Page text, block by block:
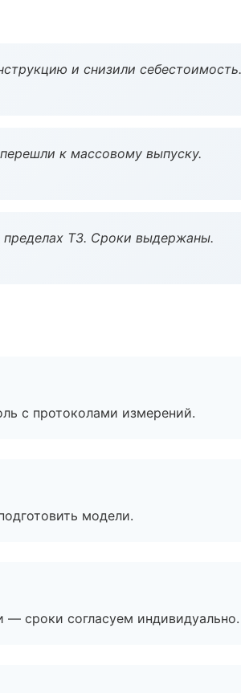
и снизили себестоимость.
к массовому выпуску.
пределах ТЗ. Сроки выдержаны.
с протоколами измерений.
модели.
— сроки согласуем индивидуально.